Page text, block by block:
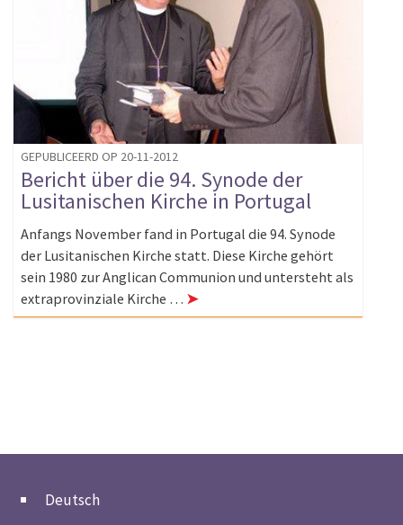
GEPUBLICEERD OP 20-11-2012
Bericht über die 94. Synode der
Lusitanischen Kirche in Portugal
Anfangs November fand in Portugal die 94. Synode
der Lusitanischen Kirche statt. Diese Kirche gehört
sein 1980 zur Anglican Communion und untersteht als
extraprovinziale Kirche … ➤
Deutsch